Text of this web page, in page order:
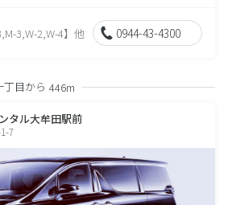
3,W-2,W-4】他 0944-43-4300
目から 446m
タル大牟田駅前
7